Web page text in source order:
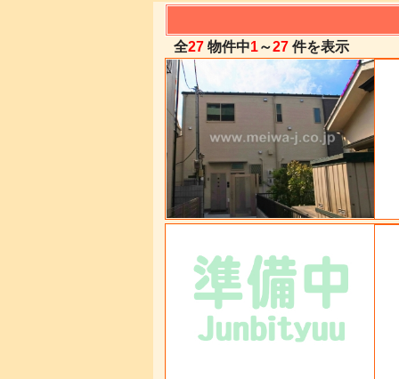
全27 物件中1～27 件を表示